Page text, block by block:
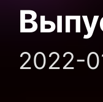
2022-